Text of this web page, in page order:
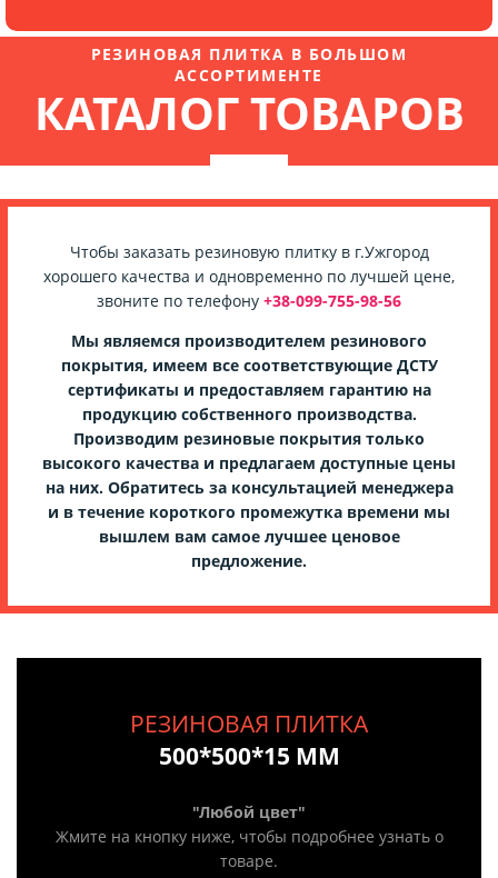
РЕЗИНОВАЯ ПЛИТКА В БОЛЬШОМ
АССОРТИМЕНТЕ
КАТАЛОГ ТОВАРОВ
Чтобы заказать резиновую плитку в г.Ужгород
хорошего качества и одновременно по лучшей цене,
звоните по телефону +38-099-755-98-56
Мы являемся производителем резинового
покрытия, имеем все соответствующие ДСТУ
сертификаты и предоставляем гарантию на
продукцию собственного производства.
Производим резиновые покрытия только
высокого качества и предлагаем доступные цены
на них. Обратитесь за консультацией менеджера
и в течение короткого промежутка времени мы
вышлем вам самое лучшее ценовое
предложение.
РЕЗИНОВАЯ ПЛИТКА
500*500*15 ММ
"Любой цвет"
Жмите на кнопку ниже, чтобы подробнее узнать о
товаре.